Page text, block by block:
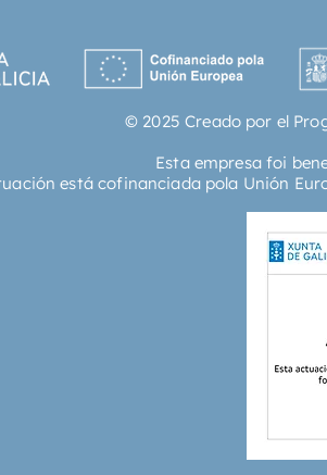
© 2025 Creado por el
Esta empresa foi
está cofinanciada pola Unión